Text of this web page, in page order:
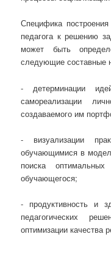
Специфика
педагога к решению
может быть
следующие составные
- детерминации
самореализации
создаваемого им
- визуализации
обучающимися в
поиска
обучающегося;
- продуктивность и
педагогических
оптимизации качества